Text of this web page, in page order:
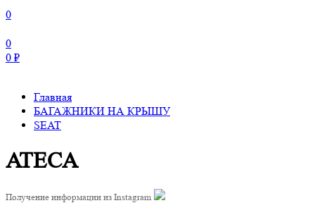
0
0
0 ₽
Главная
БАГАЖНИКИ НА КРЫШУ
SEAT
ATECA
Получение информации из Instagram